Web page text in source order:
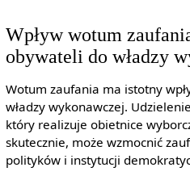
Wpływ wotum
obywateli do władzy
Wotum zaufania ma istotny
władzy wykonawczej.
który realizuje obietnice
skutecznie, może wzmocnić
polityków i instytucji